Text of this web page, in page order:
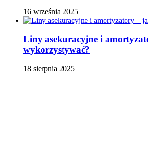
16 września 2025
Liny asekuracyjne i
wykorzystywać?
18 sierpnia 2025